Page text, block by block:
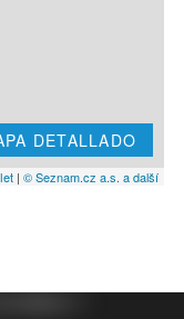
DETALLADO
| © Seznam.cz a.s. a další